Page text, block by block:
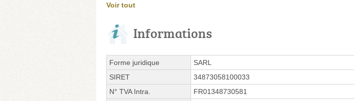
Voir tout
Informations
Forme juridique
SARL
SIRET
34873058100033
N° TVA Intra.
FR01348730581